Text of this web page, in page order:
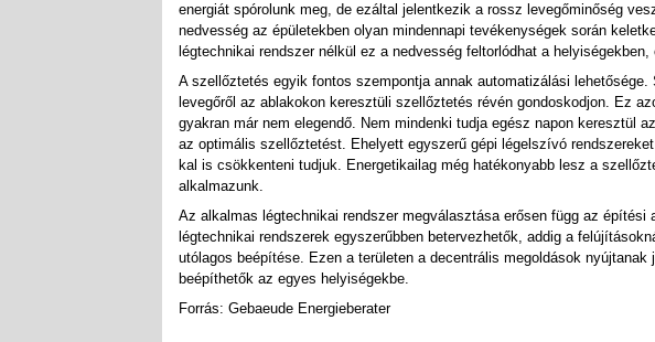
energiát spórolunk meg, de ezáltal jelentkezik a rossz levegőminőség
nedvesség az épületekben olyan mindennapi tevékenységek során
légtechnikai rendszer nélkül ez a nedvesség feltorlódhat a
A szellőztetés egyik fontos szempontja annak automatizálási
levegőről az ablakokon keresztüli szellőztetés révén gondoskodjon. Ez
gyakran már nem elegendő. Nem mindenki tudja egész napon keresztül
az optimális szellőztetést. Ehelyett egyszerű gépi légelszívó
kal is csökkenteni tudjuk. Energetikailag még hatékonyabb lesz a
alkalmazunk.
Az alkalmas légtechnikai rendszer megválasztása erősen függ az
légtechnikai rendszerek egyszerűbben betervezhetők, addig a
utólagos beépítése. Ezen a területen a decentrális megoldások
beépíthetők az egyes helyiségekbe.
Forrás: Gebaeude Energieberater